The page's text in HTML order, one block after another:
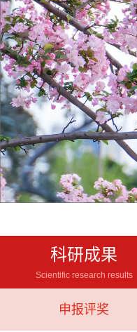
科研成果
Scientific research results
申报评奖